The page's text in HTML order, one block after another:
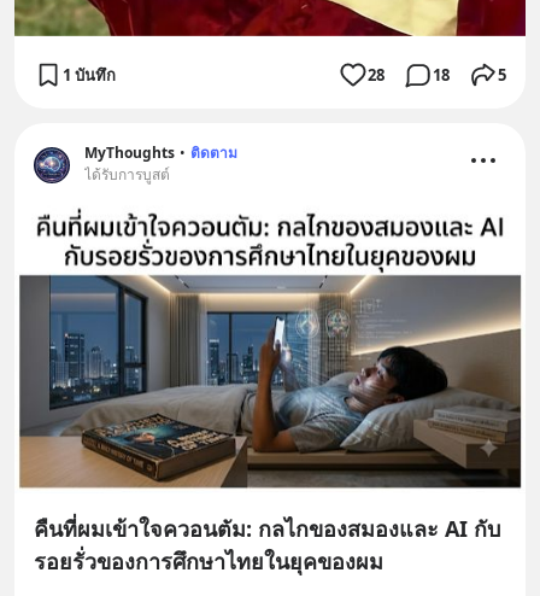
1 บันทึก 28 18 5
MyThoughts • ติดตาม
ได้รับการบูสต์
คืนที่ผมเข้าใจควอนตัม: กลไกของสมองและ AI กับ
รอยรั่วของการศึกษาไทยในยุคของผม